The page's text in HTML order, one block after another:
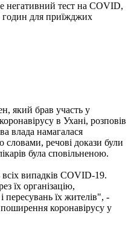
негативний тест на COVID,
годин для приїжджих
який брав участь у
в Ухані, розповів
влада намагалася
словами, речові докази були
була сповільненою.
випадків COVID-19.
їх організацію,
пересувань їх жителів", -
коронавірусу у